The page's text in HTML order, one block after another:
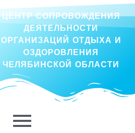
ЦЕНТР СОПРОВОЖДЕНИЯ
ДЕЯТЕЛЬНОСТИ
ОРГАНИЗАЦИЙ ОТДЫХА И
ОЗДОРОВЛЕНИЯ
ЧЕЛЯБИНСКОЙ ОБЛАСТИ